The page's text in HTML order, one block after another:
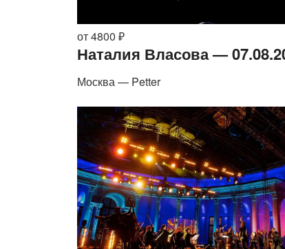
от 4800 ₽
Наталия Власова —
Москва — Petter